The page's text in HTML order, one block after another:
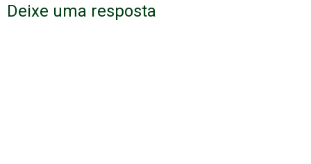
Deixe uma resposta